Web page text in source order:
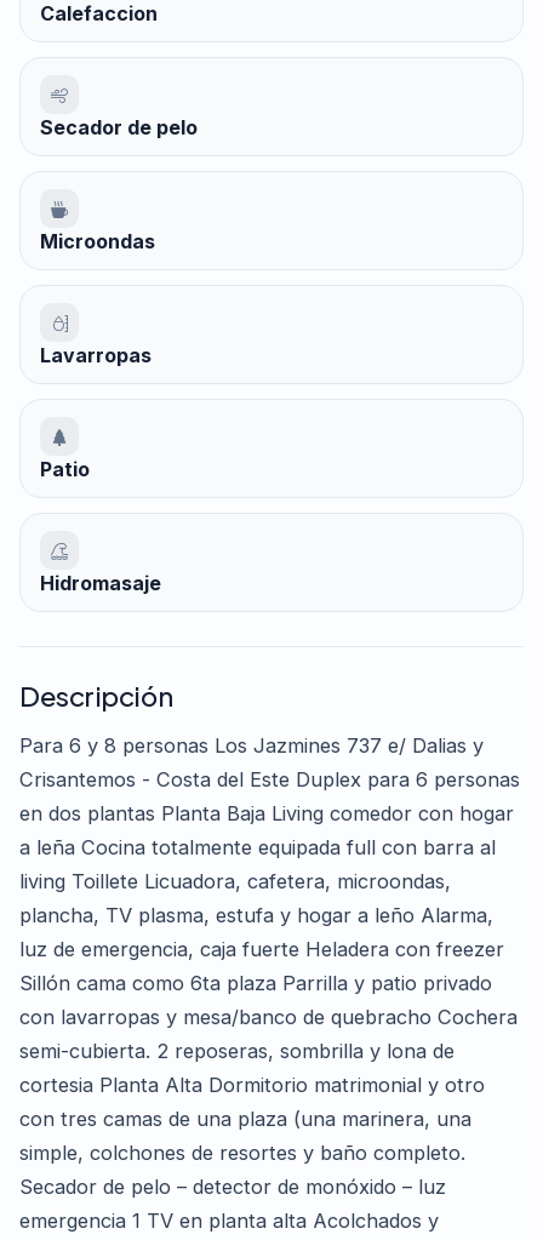
Calefaccion
Secador de pelo
Microondas
Lavarropas
Patio
Hidromasaje
Descripción
Para 6 y 8 personas Los Jazmines 737 e/ Dalias y
Crisantemos - Costa del Este Duplex para 6 personas
en dos plantas Planta Baja Living comedor con hogar
a leña Cocina totalmente equipada full con barra al
living Toillete Licuadora, cafetera, microondas,
plancha, TV plasma, estufa y hogar a leño Alarma,
luz de emergencia, caja fuerte Heladera con freezer
Sillón cama como 6ta plaza Parrilla y patio privado
con lavarropas y mesa/banco de quebracho Cochera
semi-cubierta. 2 reposeras, sombrilla y lona de
cortesia Planta Alta Dormitorio matrimonial y otro
con tres camas de una plaza (una marinera, una
simple, colchones de resortes y baño completo.
Secador de pelo – detector de monóxido – luz
emergencia 1 TV en planta alta Acolchados y